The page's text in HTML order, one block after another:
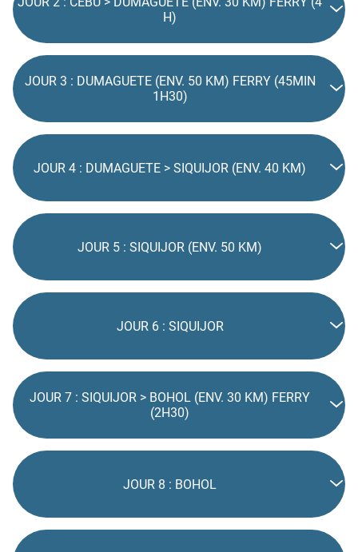
H)
JOUR 3 : DUMAGUETE (ENV. 50 KM) FERRY (45MIN
1H30)
JOUR 4 : DUMAGUETE > SIQUIJOR (ENV. 40 KM)
JOUR 5 : SIQUIJOR (ENV. 50 KM)
JOUR 6 : SIQUIJOR
JOUR 7 : SIQUIJOR > BOHOL (ENV. 30 KM) FERRY
(2H30)
JOUR 8 : BOHOL